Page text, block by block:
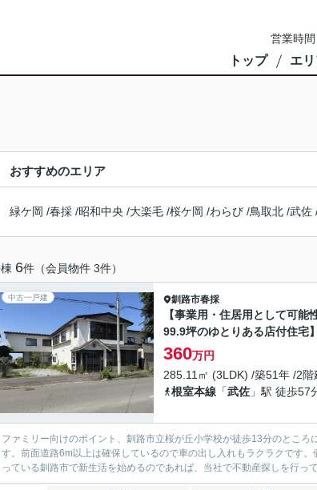
営業時
トップ エ
おすすめのエリア
緑ケ岡 /春採 /昭和中央 /大楽毛 /桜ケ岡 /わらび /鳥取北 /武佐
棟 6件（会員物件 3件）
中古一戸建 釧路市春採
【事業用・住居用として可能
99.9坪のゆとりある店付住宅】
360万円
285.11㎡ (3LDK) /築51年 /2階
根室本線 「武佐 」駅 徒歩57
ファミリー向けのポイント、釧路市立桜が丘小学校が徒歩13分のとこ
す。前面道路6m以上は確保しているので車の出し入れもラクラクです
っている釧路市で新生活を始めるのであれば、当社で不動産探しを行